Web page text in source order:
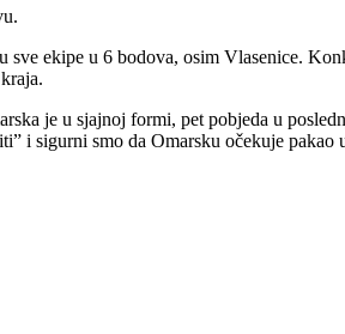
ekipe u 6 bodova, osim Vlasenice.
je u sjajnoj formi, pet pobjeda u
i sigurni smo da Omarsku očekuje pakao